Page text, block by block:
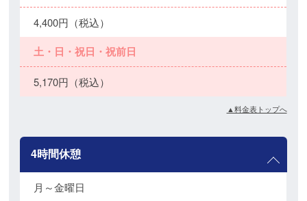
4,400円（税込）
土・日・祝日・祝前日
5,170円（税込）
▲料金表トップへ
4時間休憩
月～金曜日